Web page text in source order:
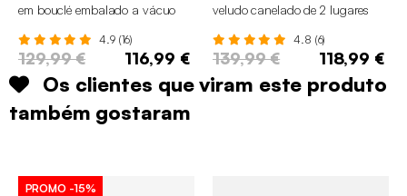
em bouclé embalado a vácuo
4.9 (16)
129,99 € 116,99 €
veludo canelado de 2 lugares
4.8 (6)
139,99 € 118,99 €
Os clientes que viram este produto
também gostaram
PROMO -15%